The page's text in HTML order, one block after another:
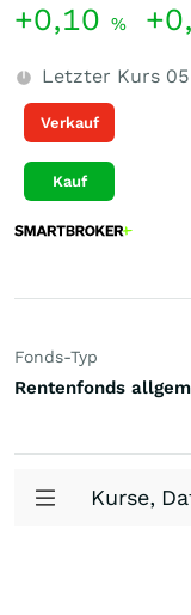
+0,10 %
Letzter Kurs
Verkauf
Kauf
Fonds-Typ
Kurse,